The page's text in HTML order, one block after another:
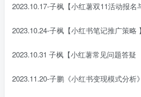
2023.10.17-子枫【小红薯双11活动报名
2023.10.24-子枫【小红书笔记推广策略 】
2023.10.31 子枫【小红薯常见问题答疑
2023.11.20-子鹏《小红书变现模式分析》